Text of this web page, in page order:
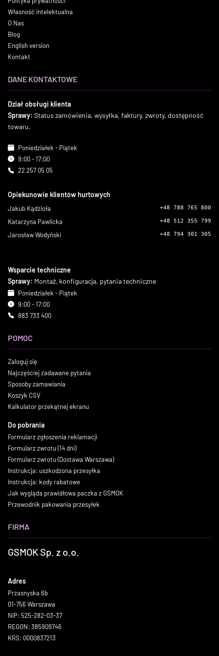
Własność intelektualna
O Nas
Blog
English version
Kontakt
DANE KONTAKTOWE
Dział obsługi klienta
Sprawy: Status zamówienia, wysyłka, faktury, zwroty, dostępność
towaru.
Poniedziałek - Piątek
9:00 - 17:00
22 257 05 05
Opiekunowie klientów hurtowych
Jakub Kądzioła +48 788 765 800
Katarzyna Pawlicka +48 512 355 799
Jarosław Wodyński +48 794 301 305
Wsparcie techniczne
Sprawy: Montaż, konfiguracja, pytania techniczne
Poniedziałek - Piątek
9:00 - 17:00
883 733 400
POMOC
Zaloguj się
Najczęściej zadawane pytania
Sposoby zamawiania
Koszyk CSV
Kalkulator przekątnej ekranu
Do pobrania
Formularz zgłoszenia reklamacji
Formularz zwrotu (14 dni)
Formularz zwrotu (Dostawa Warszawa)
Instrukcja: uszkodzona przesyłka
Instrukcja: kody rabatowe
Jak wygląda prawidłowa paczka z GSMOK
Przewodnik pakowania przesyłek
FIRMA
GSMOK Sp. z o.o.
Adres
Przasnyska 6b
01-756 Warszawa
NIP: 525-282-03-37
REGON: 385909746
KRS: 0000837213